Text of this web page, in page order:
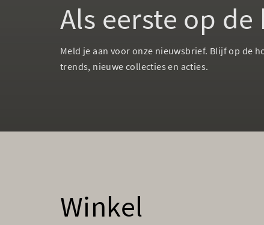
Als eerste op de
Meld je aan voor onze nieuwsbrief. Blijf op de
trends, nieuwe collecties en acties.
Winkel